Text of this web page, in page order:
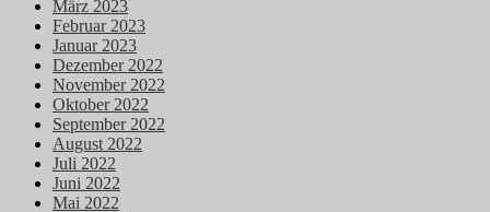
März 2023
Februar 2023
Januar 2023
Dezember 2022
November 2022
Oktober 2022
September 2022
August 2022
Juli 2022
Juni 2022
Mai 2022